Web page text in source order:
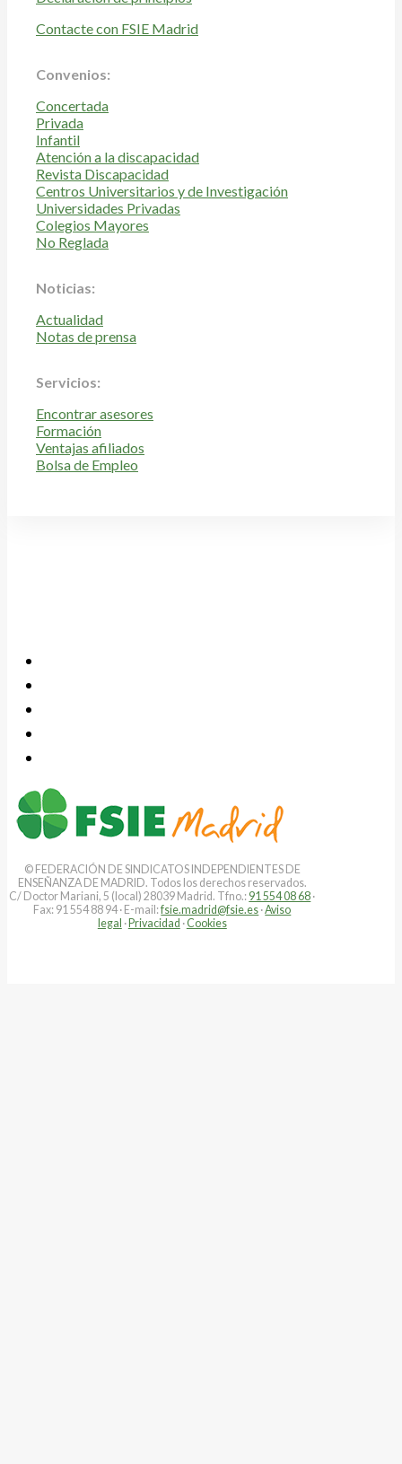
Contacte con FSIE Madrid
Convenios:
Concertada
Privada
Infantil
Atención a la discapacidad
Revista Discapacidad
Centros Universitarios y de Investigación
Universidades Privadas
Colegios Mayores
No Reglada
Noticias:
Actualidad
Notas de prensa
Servicios:
Encontrar asesores
Formación
Ventajas afiliados
Bolsa de Empleo
© FEDERACIÓN DE SINDICATOS INDEPENDIENTES DE
ENSEÑANZA DE MADRID. Todos los derechos reservados.
C/ Doctor Mariani, 5 (local) 28039 Madrid. Tfno.: 91 554 08 68 ·
Fax: 91 554 88 94 · E-mail:fsie.madrid@fsie.es ·Aviso
legal ·Privacidad · Cookies